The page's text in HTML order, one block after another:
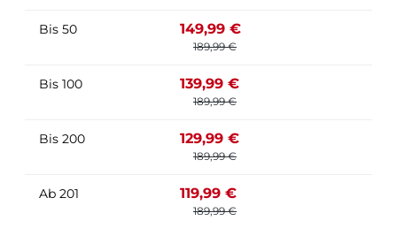
Bis 50 149,99 €
189,99 €
Bis 100 139,99 €
189,99 €
Bis 200 129,99 €
189,99 €
Ab 201 119,99 €
189,99 €